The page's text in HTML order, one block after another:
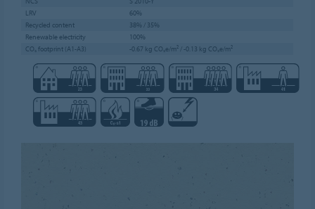
LRV
60%
Recycled content
38% / 35%
Renewable electricity
100%
CO₂ footprint (A1-A3)
-0.67 kg CO₂e/m² / -0.13 kg CO₂e/m²